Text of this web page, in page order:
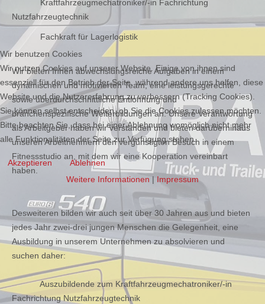
Kraftfahrzeugmechatroniker/-in Fachrichtung
Nutzfahrzeugtechnik
Fachkraft für Lagerlogistik
Wir bieten Ihnen abwechslungsreiche Aufgaben in einem
dynamischen und motivierten Team, eine leistungsgerechte
sowie überdurchschnittliche Entlohnung und
branchenspezifische Weiterbildungen an. Unsere Verantwortung
als Arbeitgeber haben wir verstanden und bieten darüberhinaus
unseren Arbeitnehmern den vergünstigten Besuch in einem
Fitnessstudio an, mit dem wir eine Kooperation vereinbart
haben.
Desweiteren bilden wir auch seit über 30 Jahren aus und bieten
jedes Jahr zwei-drei jungen Menschen die Gelegenheit, eine
Ausbildung in unserem Unternehmen zu absolvieren und
suchen daher:
Auszubildende zum Kraftfahrzeugmechatroniker/-in
Fachrichtung Nutzfahrzeugtechnik
Wir benutzen Cookies
Wir nutzen Cookies auf unserer Website. Einige von ihnen sind
essenziell für den Betrieb der Seite, während andere uns helfen, diese
Website und die Nutzererfahrung zu verbessern (Tracking Cookies).
Sie können selbst entscheiden, ob Sie die Cookies zulassen möchten.
Bitte beachten Sie, dass bei einer Ablehnung womöglich nicht mehr
alle Funktionalitäten der Seite zur Verfügung stehen.
Akzeptieren Ablehnen
Weitere Informationen | Impressum